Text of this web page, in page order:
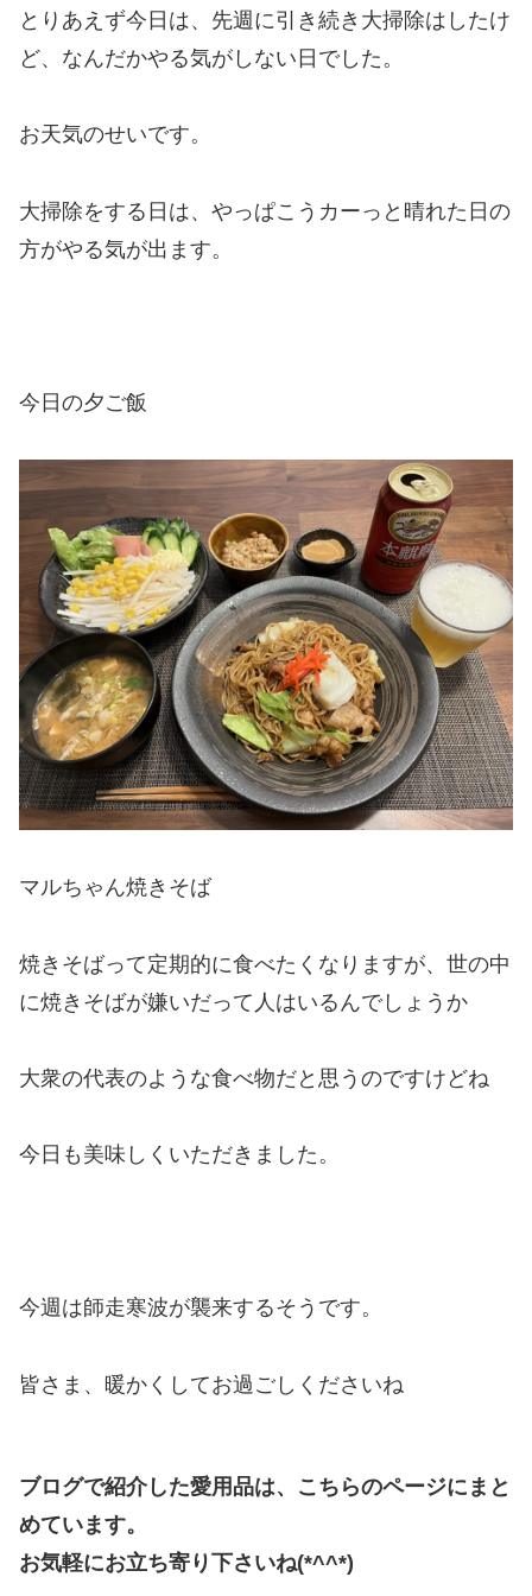
とりあえず今日は、先週に引き続き大掃除はしたけ
ど、なんだかやる気がしない日でした。
お天気のせいです。
大掃除をする日は、やっぱこうカーっと晴れた日の
方がやる気が出ます。
今日の夕ご飯
マルちゃん焼きそば
焼きそばって定期的に食べたくなりますが、世の中
に焼きそばが嫌いだって人はいるんでしょうか
大衆の代表のような食べ物だと思うのですけどね
今日も美味しくいただきました。
今週は師走寒波が襲来するそうです。
皆さま、暖かくしてお過ごしくださいね
ブログで紹介した愛用品は、こちらのページにまと
めています。
お気軽にお立ち寄り下さいね(*^^*)